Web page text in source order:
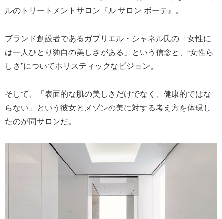
ルのトリートメントサロン『ル サロン ボーテ』。
ブランド創設者であるガブリエル・シャネル氏の「女性に
は一人ひとり独自の美しさがある」という信念と、“女性ら
しさ”についてホリスティックなビジョン。
そして、「表面的な肌の美しさだけでなく、健康的ではな
らない」という彼女とメゾンの美に対する考え方を体現し
たのが同サロンだ。